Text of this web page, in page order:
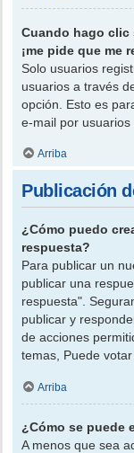
Cuando hago clic
¡me pide que me
Solo usuarios
usuarios a través
opción. Esto es
e-mail por usuarios
Arriba
Publicación
¿Cómo puedo
respuesta?
Para publicar un
publicar una
respuesta".
publicar y
de acciones
temas, Puede
Arriba
¿Cómo se puede
A menos que sea